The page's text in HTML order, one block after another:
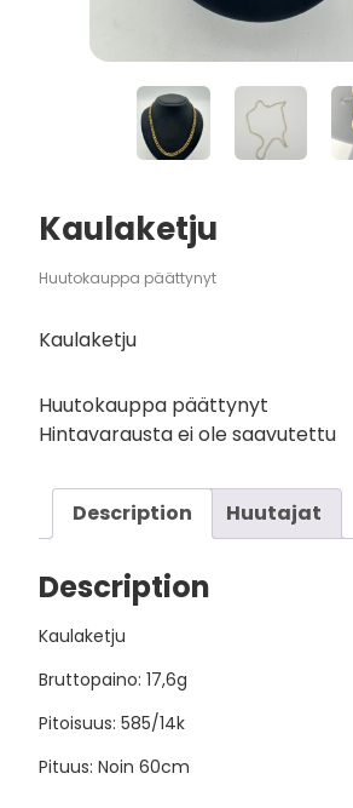
Kaulaketju
Huutokauppa päättynyt
Kaulaketju
Huutokauppa päättynyt
Hintavarausta ei ole saavutettu
Description Huutajat
Description
Kaulaketju
Bruttopaino: 17,6g
Pitoisuus: 585/14k
Pituus: Noin 60cm